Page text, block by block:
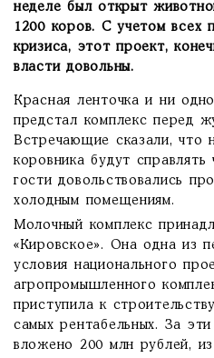
неделе был открыт
1200 коров. С учетом всех
кризиса, этот проект,
власти довольны.
Красная ленточка и ни
предстал комплекс перед
Встречающие сказали, что
коровника будут
гости довольствовались
холодным помещениям.
Молочный комплекс
«Кировское». Она одна из
условия национального
агропромышленного
приступила к
самых рентабельных. За
вложено 200 млн рублей,